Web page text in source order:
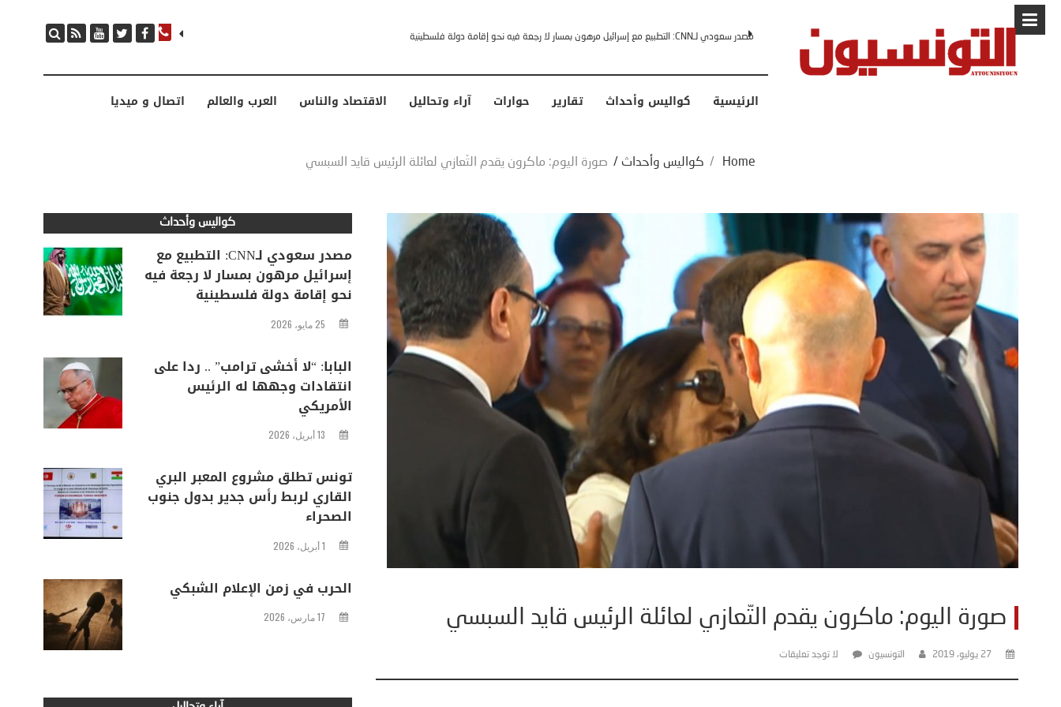
مصدر سعودي لـCNN: التطبيع مع إسرائيل مرهون بمسار لا رجعة فيه نحو إقامة دولة فلسطينية البابا: “لا أخشى ترامب” .. ردا على انتقادات وجهها له الرئيس الأمريكي
الرئيسية كواليس وأحداث تقارير حوارات آراء وتحاليل الاقتصاد والناس العرب والعالم اتصال و ميديا
Home
/ كواليس وأحداث / صورة اليوم: ماكرون يقدم التّعازي لعائلة الرئيس قايد السبسي
صورة اليوم: ماكرون يقدم التّعازي لعائلة الرئيس قايد السبسي
27 يوليو، 2019 التونسيون لا توجد تعليقات
كواليس وأحداث
مصدر سعودي لـCNN: التطبيع مع
إسرائيل مرهون بمسار لا رجعة فيه
نحو إقامة دولة فلسطينية
25 مايو، 2026
البابا: “لا أخشى ترامب” .. ردا على
انتقادات وجهها له الرئيس
الأمريكي
13 أبريل، 2026
تونس تطلق مشروع المعبر البري
القاري لربط رأس جدير بدول جنوب
الصحراء
1 أبريل، 2026
الحرب في زمن الإعلام الشبكي
17 مارس، 2026